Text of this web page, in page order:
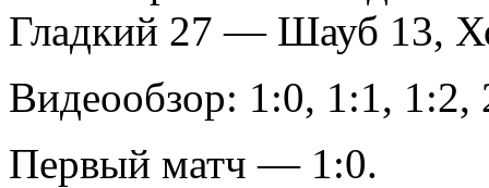
Гладкий 27 — Шауб 13,
Видеообзор: 1:0, 1:1, 1:2,
Первый матч — 1:0.